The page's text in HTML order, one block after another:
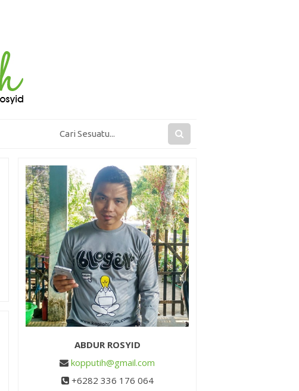
ABDUR ROSYID
kopputih@gmail.com
+6282 336 176 064